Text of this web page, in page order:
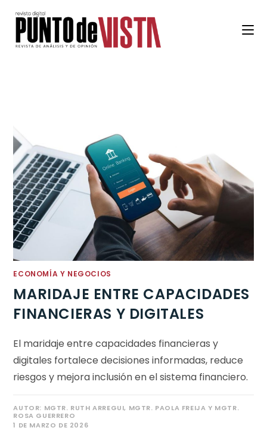
ECONOMÍA Y NEGOCIOS
MARIDAJE ENTRE CAPACIDADES
FINANCIERAS Y DIGITALES
El maridaje entre capacidades financieras y
digitales fortalece decisiones informadas, reduce
riesgos y mejora inclusión en el sistema financiero.
AUTOR: MGTR. RUTH ARREGUI, MGTR. PAOLA FREIJA Y MGTR.
ROSA GUERRERO
1 DE MARZO DE 2026